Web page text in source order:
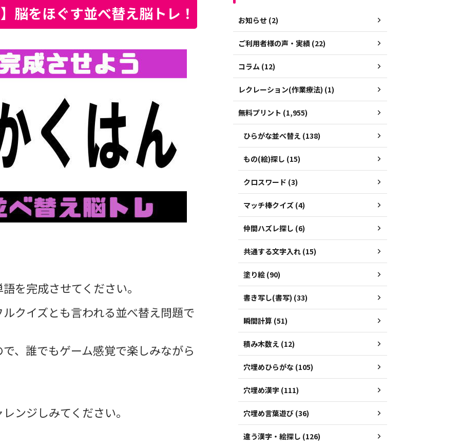
脳をほぐす並べ替え脳トレ！
を完成させてください。
クイズとも言われる並べ替え問題で
、誰でもゲーム感覚で楽しみながら
ンジしみてください。
お知らせ (2)
ご利用者様の声・実績 (22)
コラム (12)
レクレーション(作業療法) (1)
無料プリント (1,955)
ひらがな並べ替え (138)
もの(絵)探し (15)
クロスワード (3)
マッチ棒クイズ (4)
仲間ハズレ探し (6)
共通する文字入れ (15)
塗り絵 (90)
書き写し(書写) (33)
瞬間計算 (51)
積み木数え (12)
穴埋めひらがな (105)
穴埋め漢字 (111)
穴埋め言葉遊び (36)
違う漢字・絵探し (126)